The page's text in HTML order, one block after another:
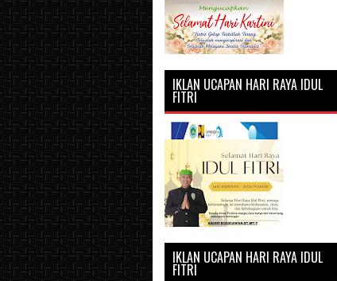
IKLAN UCAPAN HARI RAYA IDUL
FITRI
IKLAN UCAPAN HARI RAYA IDUL
FITRI